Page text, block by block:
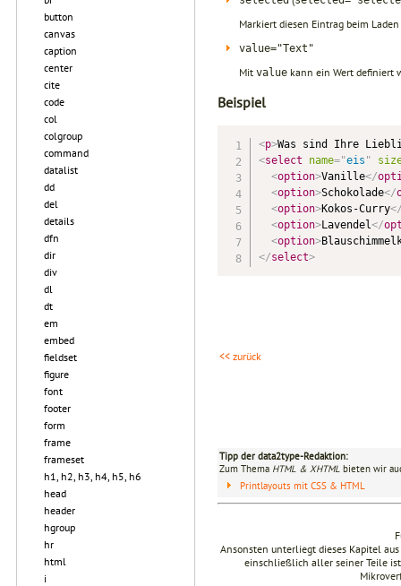
button
canvas
caption
center
cite
code
col
colgroup
command
datalist
dd
del
details
dfn
dir
div
dl
dt
em
embed
fieldset
figure
font
footer
form
frame
frameset
h1, h2, h3, h4, h5, h6
head
header
hgroup
hr
html
i
Markiert diesen Eintrag beim
value="Text"
Mit value kann ein Wert definiert
Beispiel
<p>Was sind Ihre
<select name="eis "
<option>Vanille</
<option>Schokolade</
<option>Kokos-Curry
<option>Lavendel</
<option>
</select>
<< zurück
Tipp der data2type-Redaktion:
Zum Thema HTML & XHTML bieten wir
Printlayouts mit CSS & HTML
Ansonsten unterliegt dieses Kapitel
einschließlich aller seiner Teile